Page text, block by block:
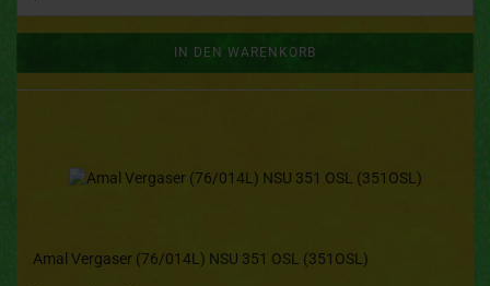
IN DEN WARENKORB
Amal Vergaser (76/014L) NSU 351 OSL (351OSL)